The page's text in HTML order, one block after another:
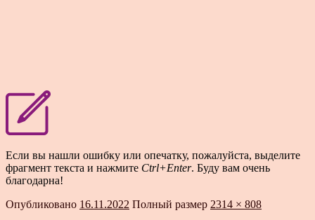
Если вы нашли ошибку или опечатку, пожалуйста, выделите
фрагмент текста и нажмите Ctrl+Enter. Буду вам очень
благодарна!
Опубликовано 16.11.2022 Полный размер 2314 × 808